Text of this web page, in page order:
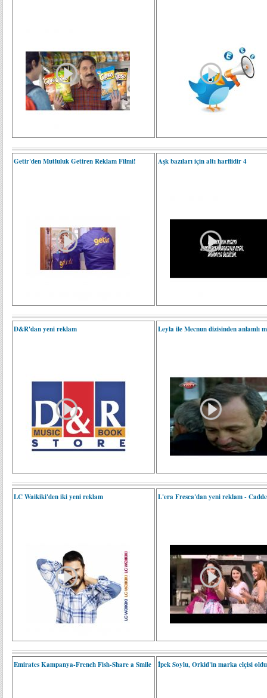
Getir'den Mutluluk Getiren Reklam Filmi! Aşk bazıları için altı harflidir 4
D&R'dan yeni reklam Leyla ile Mecnun dizisinden anlamlı
LC Waikiki'den iki yeni reklam L'era Fresca'dan yeni reklam - Cadde
Emirates Kampanya-French Fish-Share a Smile İpek Soylu, Orkid'in marka elçisi oldu